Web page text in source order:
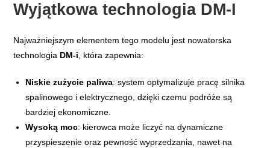
Wyjątkowa technologia DM-I
Najważniejszym elementem tego modelu jest nowatorska
technologia DM-i , która zapewnia:
Niskie zużycie paliwa: system optymalizuje pracę silnika
spalinowego i elektrycznego, dzięki czemu podróże są
bardziej ekonomiczne.
Wysoką moc: kierowca może liczyć na dynamiczne
przyspieszenie oraz pewność wyprzedzania, nawet na